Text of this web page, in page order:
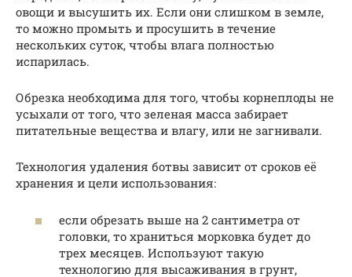
овощи и высушить их. Если они слишком в земле,
то можно промыть и просушить в течение
нескольких суток, чтобы влага полностью
испарилась.
Обрезка необходима для того, чтобы корнеплоды не
усыхали от того, что зеленая масса забирает
питательные вещества и влагу, или не загнивали.
Технология удаления ботвы зависит от сроков её
хранения и цели использования:
если обрезать выше на 2 сантиметра от
головки, то храниться морковка будет до
трех месяцев. Используют такую
технологию для высаживания в грунт,